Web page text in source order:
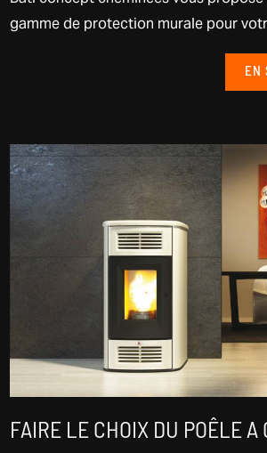
gamme de protection murale pour
EN
FAIRE LE CHOIX DU POÊLE A